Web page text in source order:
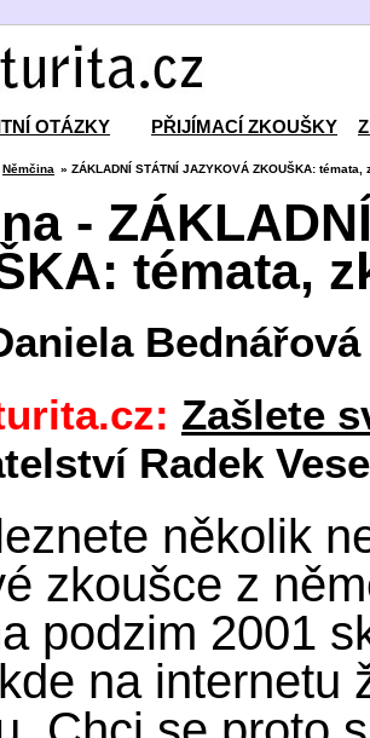
OTÁZKY PŘIJÍMACÍ ZKOUŠKY
Němčina » ZÁKLADNÍ STÁTNÍ JAZYKOVÁ ZKOUŠKA:
-
témata,
Bednářová
Zašlete
Radek
několik
zkoušce z
podzim 2001
na internetu